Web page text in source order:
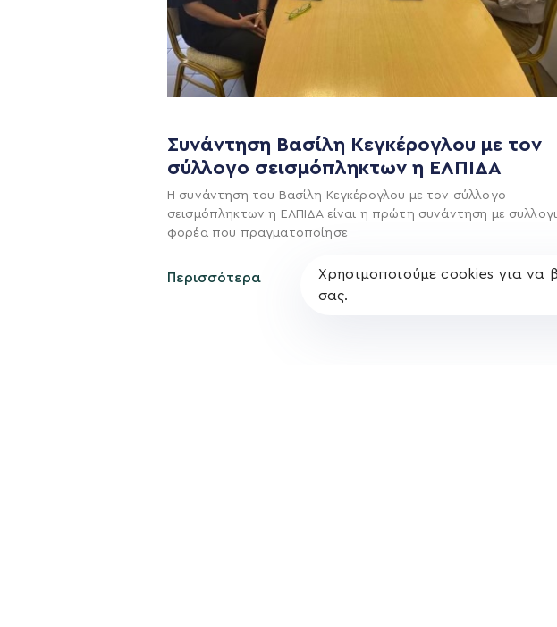
Συνάντηση Βασίλη Κεγκέρογλου με τον
σύλλογο σεισμόπληκτων η ΕΛΠΙΔΑ
Η συνάντηση του Βασίλη Κεγκέρογλου με τον σύλλογο
σεισμόπληκτων η ΕΛΠΙΔΑ είναι η πρώτη συνάντηση με
φορέα που πραγματοποίησε
Περισσότερα
Σχέδιο
Πολιτική Απορρήτου Επικοινωνία
Χρησιμοποιούμε cookies για να
σας.